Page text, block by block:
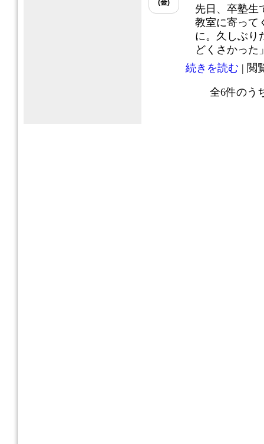
(金)
先日、卒塾生
教室に寄って
に。久しぶり
どくさかった
続きを読む | 閲
全6件のう